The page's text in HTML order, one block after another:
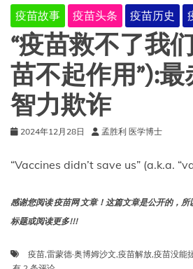
疫苗故事 疫苗头条 疫苗历史
“疫苗救不了我
苗不起作用”):
智力欺诈
2024年12月28日 孟胜利 医学博士
“Vaccines didn’t save us” (a.k.a.
感谢您阅读 疫苗网 文章！这篇文章是公开的，
标题或阅读更多!!!
疫苗,雷蒙德·奥博姆沙文,疫苗解放,疫苗没能